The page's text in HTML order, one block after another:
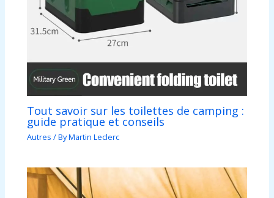
Tout savoir sur les toilettes de camping :
guide pratique et conseils
Autres / ByMartin Leclerc